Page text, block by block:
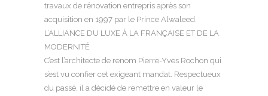
travaux de rénovation entrepris après son
acquisition en 1997 par le Prince Alwaleed.
L’ALLIANCE DU LUXE À LA FRANÇAISE ET DE LA
MODERNITÉ
C’est l’architecte de renom Pierre-Yves Rochon qui
s’est vu confier cet exigeant mandat. Respectueux
du passé, il a décidé de remettre en valeur le